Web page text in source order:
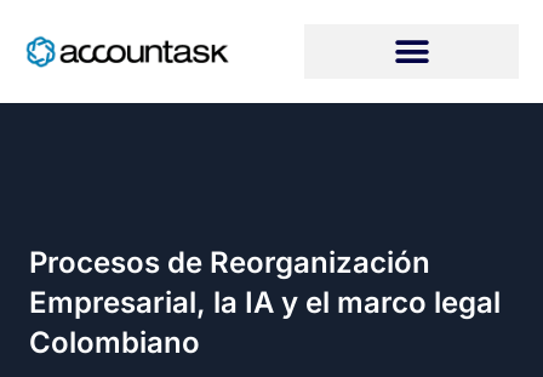
contenido
Procesos de Reorganización
Empresarial, la IA y el marco legal
Colombiano